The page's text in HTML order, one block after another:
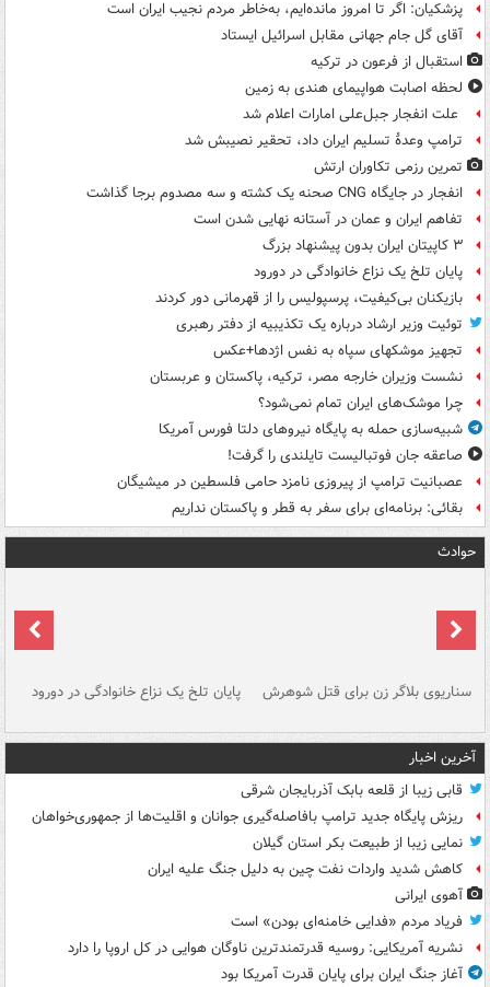
پزشکیان: اگر تا امروز مانده‌ایم، به‌خاطر مردم نجیب ایران است
آقای گل جام جهانی مقابل اسرائیل ایستاد
استقبال از فرعون در ترکیه
لحظه اصابت هواپیمای هندی به زمین
علت انفجار جبل‌علی امارات اعلام شد
ترامپ وعدۀ تسلیم ایران داد، تحقیر نصیبش شد
تمرین رزمی تکاوران ارتش
انفجار در جایگاه CNG صحنه یک کشته و سه مصدوم برجا گذاشت
تفاهم ایران و عمان در آستانه نهایی شدن است
۳ کاپیتان ایران بدون پیشنهاد بزرگ
پایان تلخ یک نزاع خانوادگی در دورود
بازیکنان بی‌کیفیت، پرسپولیس را از قهرمانی دور کردند
توئیت وزیر ارشاد درباره یک تکذیبیه از دفتر رهبری
تجهیز موشکهای سپاه به نفس اژدها+عکس
نشست وزیران خارجه مصر، ترکیه، پاکستان و عربستان
چرا موشک‌های ایران تمام نمی‌شود؟
شبیه‌سازی حمله به پایگاه نیروهای دلتا فورس آمریکا
صاعقه جان فوتبالیست تایلندی را گرفت!
عصبانیت ترامپ از پیروزی نامزد حامی فلسطین در میشیگان
بقائی: برنامه‌ای برای سفر به قطر و پاکستان نداریم
حوادث
سناریوی بلاگر زن برای قتل شوهرش پایان تلخ یک نزاع خانوادگی در دورود
آخرین اخبار
قابی زیبا از قلعه بابک آذربایجان شرقی
ریزش پایگاه جدید ترامپ بافاصله‌گیری جوانان و اقلیت‌ها از جمهوری‌خواهان
نمایی زیبا از طبیعت بکر استان گیلان
کاهش شدید واردات نفت چین به دلیل جنگ علیه ایران
آهوی ایرانی
فریاد مردم «فدایی خامنه‌ای بودن» است
نشریه آمریکایی: روسیه قدرتمندترین ناوگان هوایی در کل اروپا را دارد
آغاز جنگ ایران برای پایان قدرت آمریکا بود